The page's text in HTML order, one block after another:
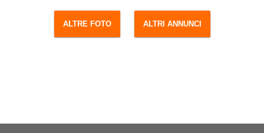
ALTRE FOTO ALTRI ANNUNCI